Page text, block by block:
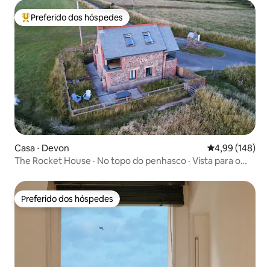
Entre os melhores preferidos dos hóspedes
Preferido dos hóspedes
Casa ⋅ Devon 4,99 de uma
4,99 (148)
The Rocket House · No topo do penhasco · Vista para o
Preferido dos hóspedes
Preferido dos hóspedes